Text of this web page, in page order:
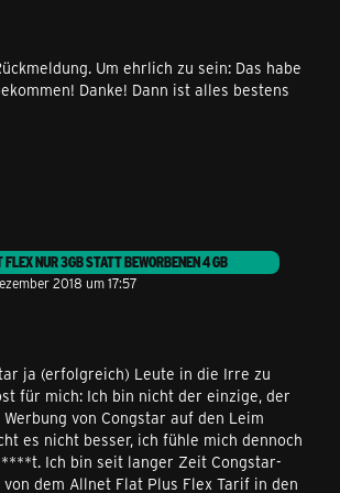
Um ehrlich zu sein: Das habe
Danke! Dann ist alles bestens
NUR 3GB STATT BEWORBENEN 4 GB
2018 um 17:57
ja (erfolgreich) Leute in die Irre zu
für mich: Ich bin nicht der einzige, der
von Congstar auf den Leim
es nicht besser, ich fühle mich dennoch
Ich bin seit langer Zeit Congstar-
dem Allnet Flat Plus Flex Tarif in den